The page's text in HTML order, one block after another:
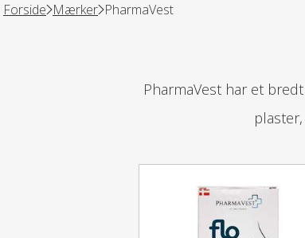
Forside Mærker PharmaVest
PharmaVest har et